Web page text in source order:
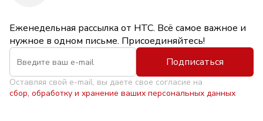
Еженедельная рассылка от НТС. Всё самое важное и
нужное в одном письме. Присоединяйтесь!
Подписаться
Оставляя свой e-mail, вы даете свое согласие на
сбор, обработку и хранение ваших персональных данных